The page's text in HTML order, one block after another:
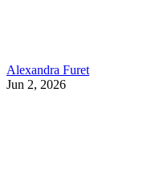
Alexandra Furet
Jun 2, 2026